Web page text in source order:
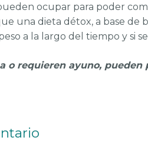
pueden ocupar para poder
una dieta détox, a base de
a la largo del tiempo y si
o requieren ayuno,